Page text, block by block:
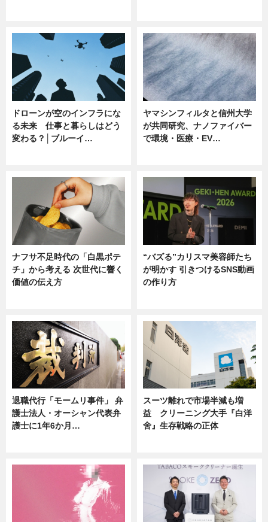
ドローンが空のインフラにな
る未来 仕事と暮らしはどう
変わる？│ブルーイ…
ヤマシンフィルタと信州大学
が共同研究、ナノファイバー
で環境・医療・EV…
ナフサ不足時代の「白黒ポテ
チ」から考える 次世代に響く
価値の伝え方
“バズる”カリスマ美容師たち
が明かす 引きつけるSNS動画
の作り方
退職代行「モームリ事件」 弁
護士法人・オーシャン代表弁
護士に1年6か月…
スーツ離れで市場半減も増
益 クリーニング大手『白洋
舍』生存戦略の正体